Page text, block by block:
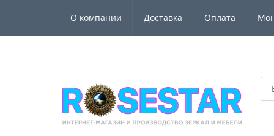
О компании Доставка Оплата